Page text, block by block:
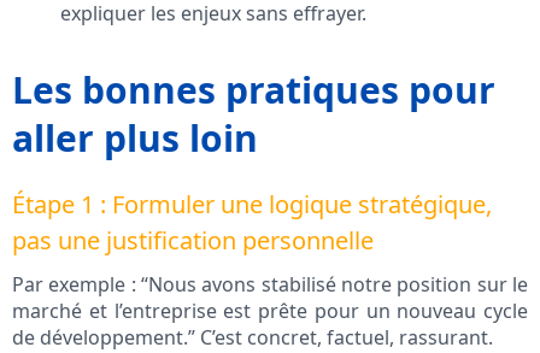
expliquer les enjeux sans effrayer.
Les bonnes pratiques pour
aller plus loin
Étape 1 : Formuler une logique stratégique,
pas une justification personnelle
Par exemple : “Nous avons stabilisé notre position sur le
marché et l’entreprise est prête pour un nouveau cycle
de développement.” C’est concret, factuel, rassurant.